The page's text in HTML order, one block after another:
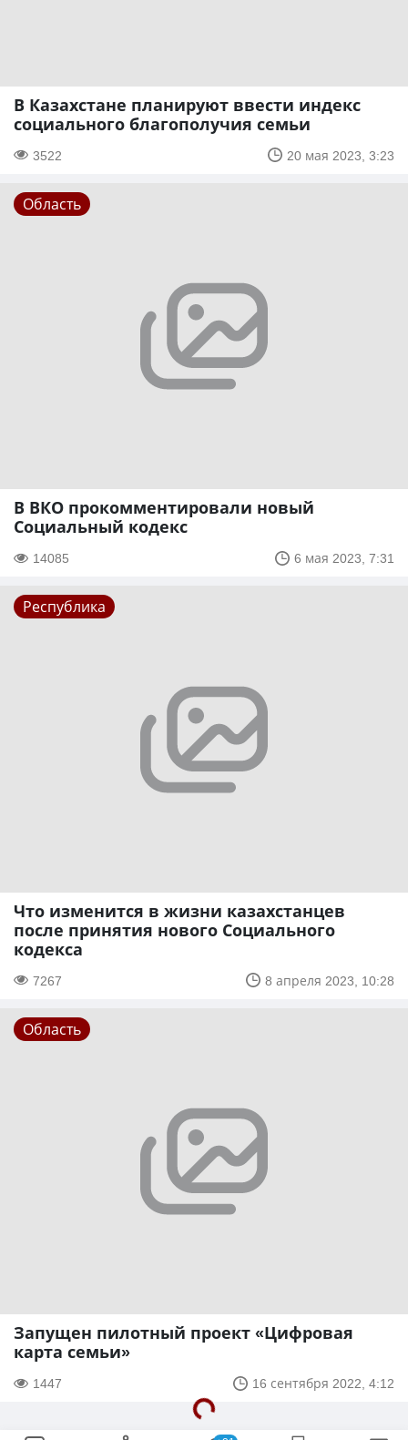
В Казахстане планируют ввести индекс
социального благополучия семьи
3522 20 мая 2023, 3:23
Область
В ВКО прокомментировали новый
Социальный кодекс
14085 6 мая 2023, 7:31
Республика
Что изменится в жизни казахстанцев
после принятия нового Социального
кодекса
7267 8 апреля 2023, 10:28
Область
Запущен пилотный проект «Цифровая
карта семьи»
1447 16 сентября 2022, 4:12